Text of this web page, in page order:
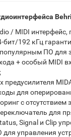
/ MIDI
бит/192 кГц
ПО для
+ особый MIDI
предусилителя
для
с отсутствием
для
Signal и Clip
управления